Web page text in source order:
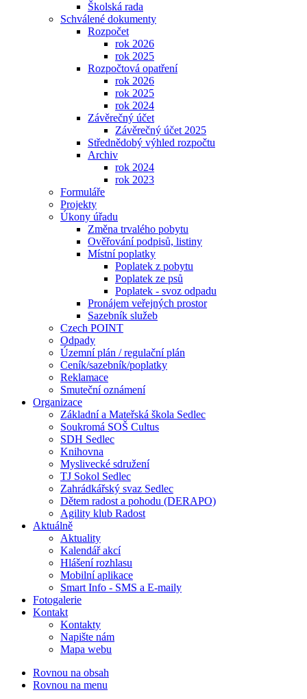
Školská rada
Schválené dokumenty
Rozpočet
rok 2026
rok 2025
Rozpočtová opatření
rok 2026
rok 2025
rok 2024
Závěrečný účet
Závěrečný účet 2025
Střednědobý výhled rozpočtu
Archiv
rok 2024
rok 2023
Formuláře
Projekty
Úkony úřadu
Změna trvalého pobytu
Ověřování podpisů, listiny
Místní poplatky
Poplatek z pobytu
Poplatek ze psů
Poplatek - svoz odpadu
Pronájem veřejných prostor
Sazebník služeb
Czech POINT
Odpady
Územní plán / regulační plán
Ceník/sazebník/poplatky
Reklamace
Smuteční oznámení
Organizace
Základní a Mateřská škola Sedlec
Soukromá SOŠ Cultus
SDH Sedlec
Knihovna
Myslivecké sdružení
TJ Sokol Sedlec
Zahrádkářský svaz Sedlec
Dětem radost a pohodu (DERAPO)
Agility klub Radost
Aktuálně
Aktuality
Kalendář akcí
Hlášení rozhlasu
Mobilní aplikace
Smart Info - SMS a E-maily
Fotogalerie
Kontakt
Kontakty
Napište nám
Mapa webu
Rovnou na obsah
Rovnou na menu